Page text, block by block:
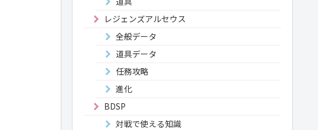
レジェンズアルセウス
全般データ
道具データ
任務攻略
進化
BDSP
対戦で使える知識